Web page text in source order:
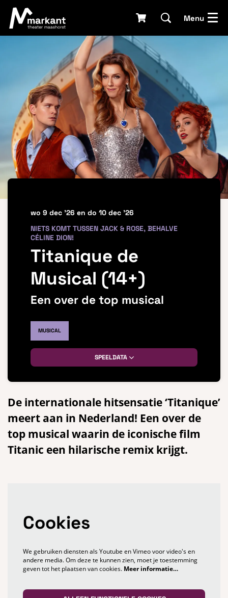
Menu
Titanique de
Musical (14+)
Een over de top musical
NIETS KOMT TUSSEN JACK & ROSE, BEHALVE
CÉLINE DION!
wo 9 dec '26 en do 10 dec '26
MUSICAL
SPEELDATA
De internationale hitsensatie ‘Titanique’
meert aan in Nederland! Een over de
top musical waarin de iconische film
Titanic een hilarische remix krijgt.
Cookies
We gebruiken diensten als Youtube en Vimeo voor video's en
andere media. Om deze te kunnen zien, moet je toestemming
geven tot het plaatsen van cookies. Meer informatie…